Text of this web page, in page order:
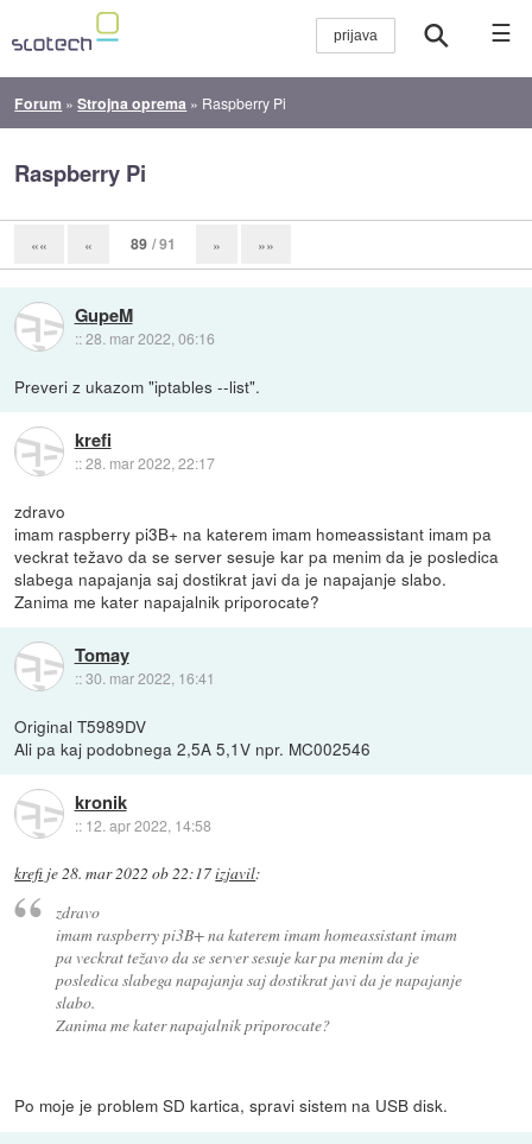
☰
Forum »Strojna oprema » Raspberry Pi
Raspberry Pi
«« « 89 / 91 » »»
GupeM
::28. mar 2022, 06:16
Preveri z ukazom "iptables --list".
krefi
::28. mar 2022, 22:17
zdravo
imam raspberry pi3B+ na katerem imam homeassistant imam pa
veckrat težavo da se server sesuje kar pa menim da je posledica
slabega napajanja saj dostikrat javi da je napajanje slabo.
Zanima me kater napajalnik priporocate?
Tomay
::30. mar 2022, 16:41
Original T5989DV
Ali pa kaj podobnega 2,5A 5,1V npr. MC002546
kronik
:: 12. apr 2022, 14:58
krefi je28. mar 2022 ob 22:17izjavil:
zdravo
imam raspberry pi3B+ na katerem imam homeassistant imam
pa veckrat težavo da se server sesuje kar pa menim da je
posledica slabega napajanja saj dostikrat javi da je napajanje
slabo.
Zanima me kater napajalnik priporocate?
Po moje je problem SD kartica, spravi sistem na USB disk.